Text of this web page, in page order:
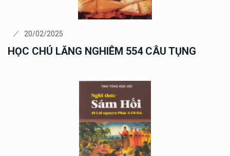
20/02/2025
HỌC CHÚ LĂNG NGHIÊM 554 CÂU TỤNG